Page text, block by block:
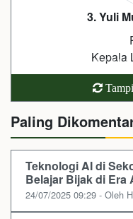
3. Yuli
Kepala
Paling
Teknologi AI di
Belajar Bijak di Era
24/07/2025 09:29 - Oleh